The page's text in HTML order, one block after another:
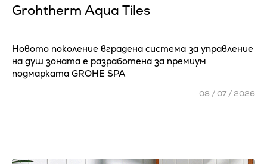
Grohtherm Aqua Tiles
Новото поколение вградена система за управление
на душ зоната е разработена за премиум
подмарката GROHE SPA
08 / 07 / 2026